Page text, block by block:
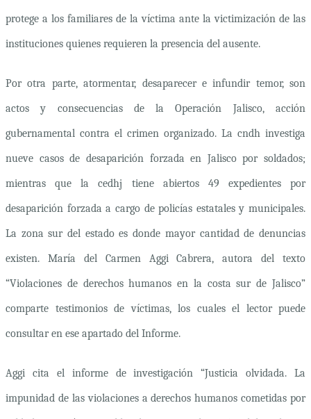
protege a los familiares de la víctima ante la victimización de las
instituciones quienes requieren la presencia del ausente.
Por otra parte, atormentar, desaparecer e infundir temor, son
actos y consecuencias de la Operación Jalisco, acción
gubernamental contra el crimen organizado. La cndh investiga
nueve casos de desaparición forzada en Jalisco por soldados;
mientras que lacedhj tiene abiertos 49 expedientes por
desaparición forzada a cargo de policías estatales y municipales.
La zona sur del estado es donde mayor cantidad de denuncias
existen. María del Carmen Aggi Cabrera, autora del texto
“Violaciones de derechos humanos en la costa sur de Jalisco”
comparte testimonios de víctimas, los cuales el lector puede
consultar en ese apartado del Informe.
Aggi cita el informe de investigación “Justicia olvidada. La
impunidad de las violaciones a derechos humanos cometidas por